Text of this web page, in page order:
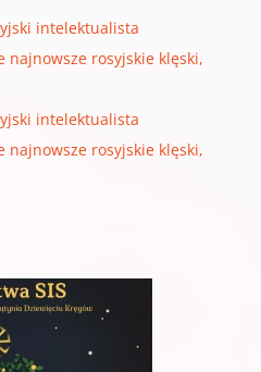
intelektualista
najnowsze rosyjskie klęski,
intelektualista
najnowsze rosyjskie klęski,